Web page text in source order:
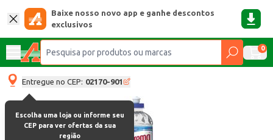
Baixe nosso novo app e ganhe descontos
exclusivos
0
Entregue no CEP: 02170-901
Escolha uma loja ou informe seu
CEP para ver ofertas da sua
região